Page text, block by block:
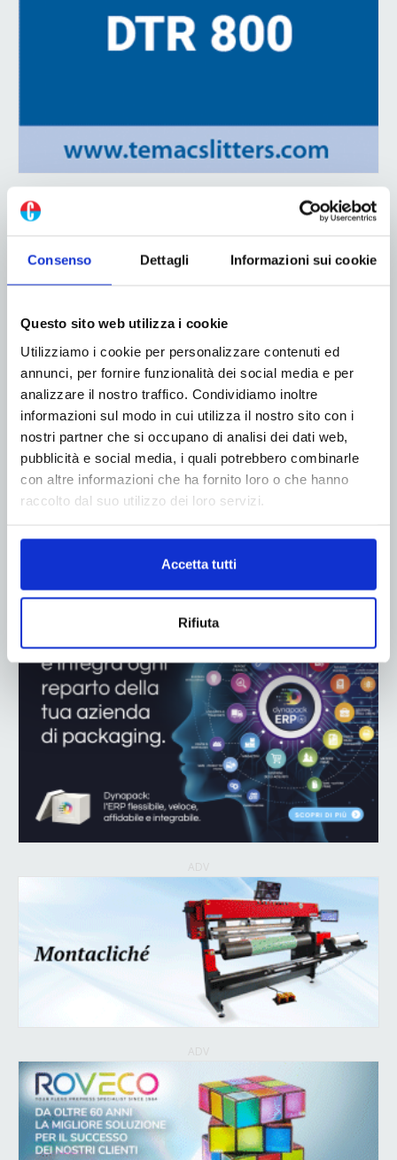
Consenso Dettagli Informazioni sui cookie
Questo sito web utilizza i cookie
Utilizziamo i cookie per personalizzare contenuti ed
annunci, per fornire funzionalità dei social media e per
analizzare il nostro traffico. Condividiamo inoltre
informazioni sul modo in cui utilizza il nostro sito con i
nostri partner che si occupano di analisi dei dati web,
pubblicità e social media, i quali potrebbero combinarle
con altre informazioni che ha fornito loro o che hanno
raccolto dal suo utilizzo dei loro servizi.
Accetta tutti
Rifiuta